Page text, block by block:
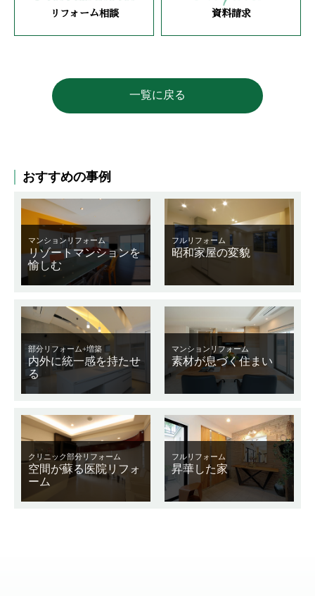
リフォーム相談 資料請求
一覧に戻る
おすすめの事例
マンションリフォーム
リゾートマンションを
愉しむ
フルリフォーム
昭和家屋の変貌
部分リフォーム+増築
内外に統一感を持たせ
る
マンションリフォーム
素材が息づく住まい
クリニック部分リフォーム
空間が蘇る医院リフォ
ーム
フルリフォーム
昇華した家